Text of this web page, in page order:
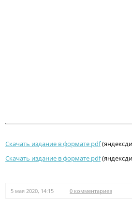
Скачать издание в формате pdf
Скачать издание в формате pdf
5 мая 2020, 14:15 0 комментариев